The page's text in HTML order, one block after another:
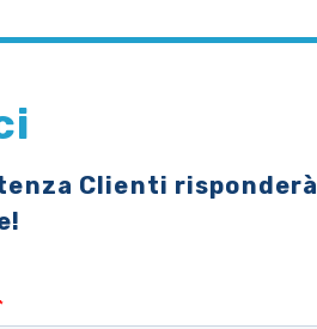
Clienti risponderà